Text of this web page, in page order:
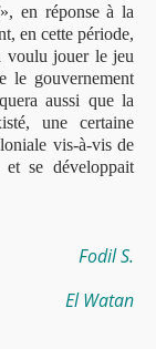
en réponse à la
en cette période,
voulu jouer le jeu
le gouvernement
aussi que la
une certaine
vis-à-vis de
se développait
Fodil S.
El Watan